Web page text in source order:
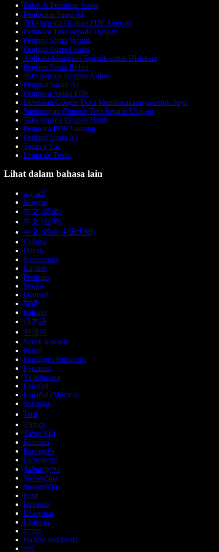
Dikte & Penaipan Suara
Pembantu Suara AI
Teks kepada Ucapan PDF Android
Pembaca Teks kepada Ucapan
Penjana Suara Wanita
Penjana Suara Lelaki
Aplikasi Membaca Terbaik untuk Disleksia
Penjana Suara Robot
Teks kepada Ucapan Anime
Penukar Suara AI
Pembaca Audio PDF
Bolehkah Google Docs Membacakannya untuk Saya
Sambungan Chrome Teks kepada Ucapan
Teks kepada Ucapan Hindi
Pembaca PDF Lantang
Penjana Suara AI
Texto a Voz
Leitor de Texto
Lihat dalam bahasa lain
العربية
Magyar
中文 (简体)
中文 (台灣)
中文 (简体 中国大陆)
Čeština
Dansk
Nederlands
English
Français
Suomi
Deutsch
हिन्दी
Italiano
日本語
한국어
Norsk bokmål
Polski
Português Brasileiro
Русский
Українська
Español
Español (México)
Svenska
ไทย
Türkçe
Tiếng Việt
Română
Português
Български
ქართული
Slovenčina
Slovenščina
Eesti
Hrvatski
Ελληνικά
Lietuvių
עברית
Bahasa Indonesia
বাংলা